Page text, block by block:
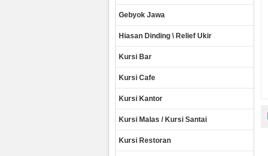
Gebyok Jawa
Hiasan Dinding \ Relief Ukir
Kursi Bar
Kursi Cafe
Kursi Kantor
Kursi Malas / Kursi Santai
Kursi Restoran